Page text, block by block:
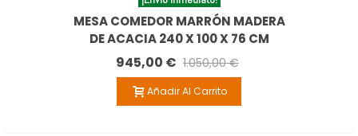
MESA COMEDOR MARRÓN MADERA
DE ACACIA 240 X 100 X 76 CM
945,00 € 1.050,00 €
Añadir Al Carrito